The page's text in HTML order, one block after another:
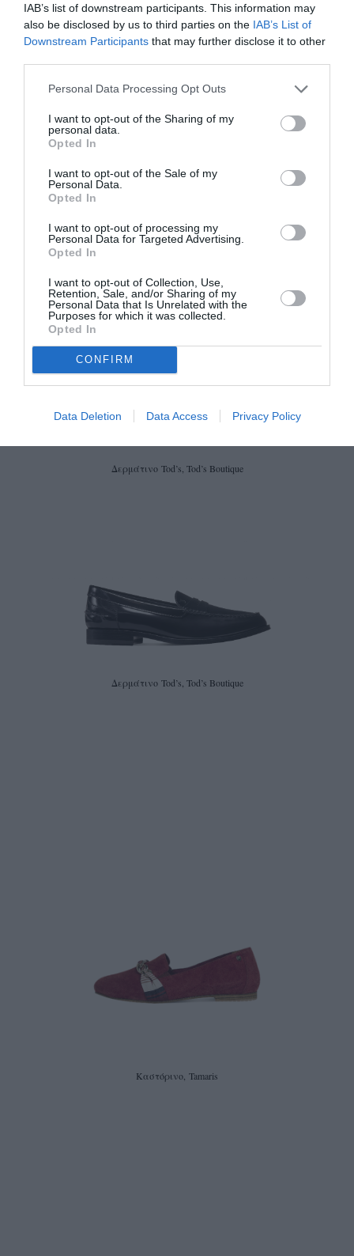
IAB’s list of downstream participants. This information may
also be disclosed by us to third parties on the IAB’s List of
Downstream Participants that may further disclose it to other
Personal Data Processing Opt Outs
I want to opt-out of the Sharing of my
personal data.
Opted In
I want to opt-out of the Sale of my
Personal Data.
Opted In
I want to opt-out of processing my
Personal Data for Targeted Advertising.
Opted In
I want to opt-out of Collection, Use,
Retention, Sale, and/or Sharing of my
Personal Data that Is Unrelated with the
Purposes for which it was collected.
Opted In
CONFIRM
Data Deletion Data Access Privacy Policy
Δερμάτινο Tod’s, Tod’s Boutique
Δερμάτινο Tod’s, Tod’s Boutique
Καστόρινο, Tamaris